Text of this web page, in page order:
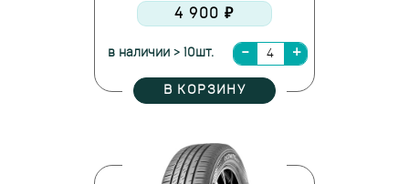
4 900 ₽
в наличии > 10шт.
В КОРЗИНУ